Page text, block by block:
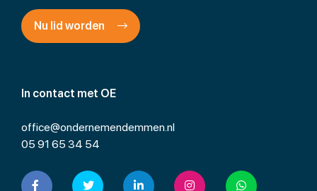
In contact met OE
office@ondernemendemmen.nl
05 91 65 34 54
Nu lid worden